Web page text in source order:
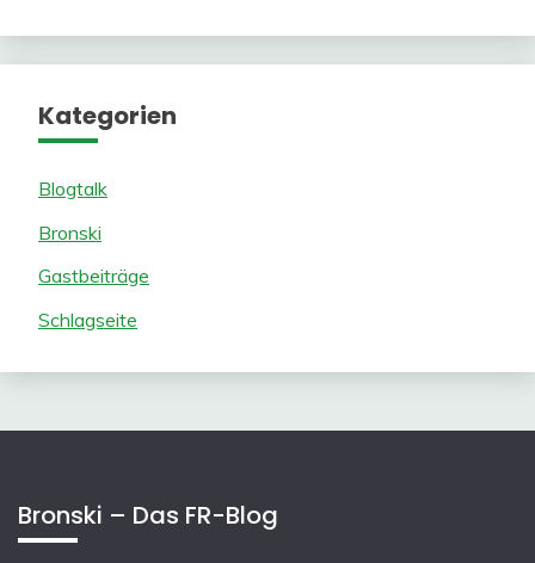
Kategorien
Blogtalk
Bronski
Gastbeiträge
Schlagseite
Bronski – Das FR-Blog